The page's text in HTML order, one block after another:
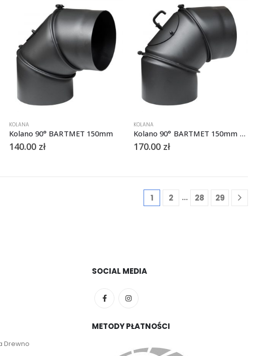
KOLANA
Kolano 90° BARTMET 150mm
140.00 zł
KOLANA
Kolano 90° BARTMET 150mm z szybrem
170.00 zł
1 2 … 28 29
Drewno
SOCIAL MEDIA
METODY PŁATNOŚCI